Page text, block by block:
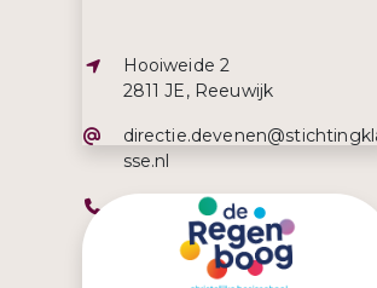
Adres:
Hooiweide 2
2811 JE, Reeuwijk
E-mailadres:
sse.nl
Telefoonnummer:
0182-393873